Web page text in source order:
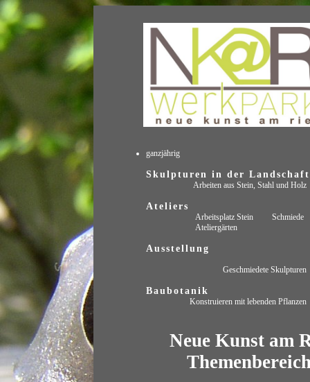
ganzjährig
Skulpturen in der Landschaft
Arbeiten aus Stein, Stahl und Holz
Ateliers
Arbeitsplatz Stein Schmiede
Ateliergärten
Ausstellung
Geschmiedete Skulpturen
Baubotanik
Konstruieren mit lebenden Pflanzen
Neue Kunst am